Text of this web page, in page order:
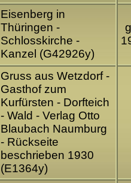
Eisenberg in
Thüringen -
Schlosskirche -
Kanzel (G42926y)
Gruss aus Wetzdorf -
Gasthof zum
Kurfürsten - Dorfteich
- Wald - Verlag Otto
Blaubach Naumburg
- Rückseite
beschrieben 1930
(E1364y)